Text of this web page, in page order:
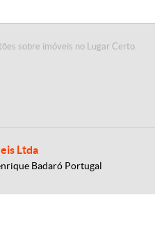
sobre imóveis no Lugar Certo.
Ltda
Badaró Portugal